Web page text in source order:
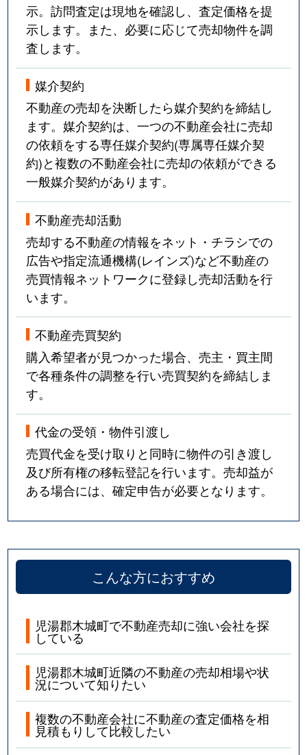
示。訪問査定は現地を確認し、査定価格を提
示します。また、必要に応じて売却物件を調
査します。
媒介契約
不動産の売却を決断したら媒介契約を締結し
ます。媒介契約は、一つの不動産会社に売却
の依頼をする専任媒介契約(専属専任媒介契
約)と複数の不動産会社に売却の依頼ができる
一般媒介契約があります。
不動産売却活動
売却する不動産の情報をネット・チラシでの
広告や指定流通機構(レインズ)など不動産の
売買情報ネットワークに登録し売却活動を行
います。
不動産売買契約
購入希望者が見つかった場合、売主・買主間
で各種条件の調整を行い売買契約を締結しま
す。
代金の受領・物件引渡し
売買代金を受け取りと同時に物件の引き渡し
及び所有権の移転登記を行います。売却益が
ある場合には、確定申告が必要となります。
こんな方におすすめ
児湯郡木城町で不動産売却に強い会社を探
している
児湯郡木城町近隣の不動産の売却相場や状
況について知りたい
複数の不動産会社に不動産の査定価格を相
見積もりして比較したい